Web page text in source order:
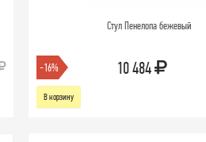
Стул Пенелопа бежевый
-16% 10 484
В корзину